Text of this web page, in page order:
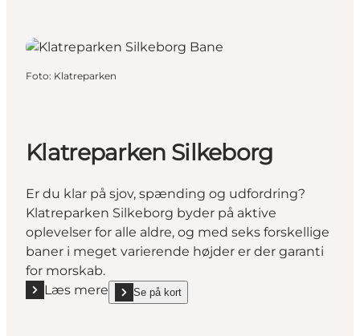
Foto: Klatreparken
Klatreparken Silkeborg
Er du klar på sjov, spænding og udfordring?
Klatreparken Silkeborg byder på aktive
oplevelser for alle aldre, og med seks forskellige
baner i meget varierende højder er der garanti
for morskab.
Læs mere
Læs mere "Klatreparken Silkeborg"
Se på kort
show Klatreparken Silkeborg on_map